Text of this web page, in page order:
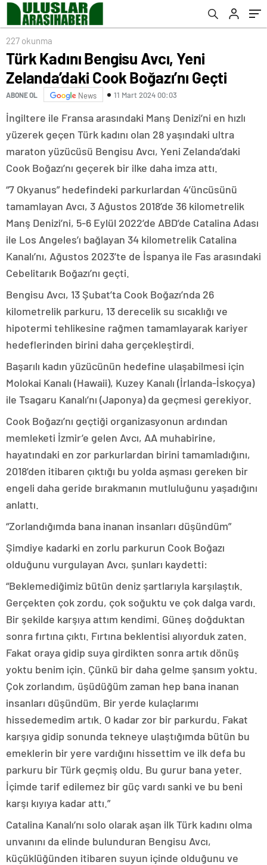
227 okunma
Türk Kadını Bengisu Avcı, Yeni
Zelanda’daki Cook Boğazı’nı Geçti
ABONE OL News 11 Mart 2024 00:03
İngiltere ile Fransa arasındaki Manş Denizi’ni en hızlı
yüzerek geçen Türk kadını olan 28 yaşındaki ultra
maraton yüzücüsü Bengisu Avcı, Yeni Zelanda’daki
Cook Boğazı’nı geçerek bir ilke daha imza attı.
“7 Okyanus” hedefindeki parkurlardan 4’üncüsünü
tamamlayan Avcı, 3 Ağustos 2018’de 36 kilometrelik
Manş Denizi’ni, 5-6 Eylül 2022’de ABD’de Catalina Adası
ile Los Angeles’ı bağlayan 34 kilometrelik Catalina
Kanalı’nı, Ağustos 2023’te de İspanya ile Fas arasındaki
Cebelitarık Boğazı’nı geçti.
Bengisu Avcı, 13 Şubat’ta Cook Boğazı’nda 26
kilometrelik parkuru, 13 derecelik su sıcaklığı ve
hipotermi tehlikesine rağmen tamamlayarak kariyer
hedeflerinden birini daha gerçekleştirdi.
Başarılı kadın yüzücünün hedefine ulaşabilmesi için
Molokai Kanalı (Hawaii), Kuzey Kanalı (İrlanda-İskoçya)
ile Tsagaru Kanalı’nı (Japonya) da geçmesi gerekiyor.
Cook Boğazı’nı geçtiği organizasyonun ardından
memleketi İzmir’e gelen Avcı, AA muhabirine,
hayatındaki en zor parkurlardan birini tamamladığını,
2018’den itibaren çıktığı bu yolda aşması gereken bir
engeli daha geride bırakmanın mutluluğunu yaşadığını
anlattı.
“Zorlandığımda bana inanan insanları düşündüm”
Şimdiye kadarki en zorlu parkurun Cook Boğazı
olduğunu vurgulayan Avcı, şunları kaydetti:
“Beklemediğimiz bütün deniz şartlarıyla karşılaştık.
Gerçekten çok zordu, çok soğuktu ve çok dalga vardı.
Bir şekilde karşıya attım kendimi. Güneş doğduktan
sonra fırtına çıktı. Fırtına beklentisi alıyorduk zaten.
Fakat oraya gidip suya girdikten sonra artık dönüş
yoktu benim için. Çünkü bir daha gelme şansım yoktu.
Çok zorlandım, üşüdüğüm zaman hep bana inanan
insanları düşündüm. Bir yerde kulaçlarımı
hissedemedim artık. O kadar zor bir parkurdu. Fakat
karşıya gidip sonunda tekneye ulaştığımda bütün bu
emeklerin bir yere vardığını hissettim ve ilk defa bu
parkuru bir Türk geçmiş oldu. Bu gurur bana yeter.
İçimde tarif edilemez bir güç vardı sanki ve bu beni
karşı kıyıya kadar attı.”
Catalina Kanalı’nı solo olarak aşan ilk Türk kadını olma
unvanını da elinde bulunduran Bengisu Avcı,
küçüklüğünden itibaren suyun içinde olduğunu ve